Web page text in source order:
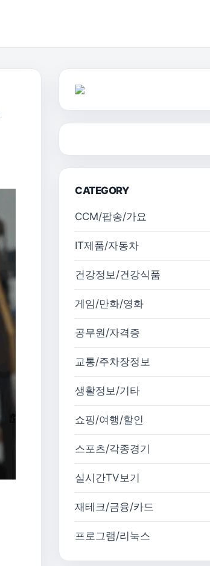
CATEGORY
CCM/팝송/가요
IT제품/자동차
건강정보/건강식품
게임/만화/영화
공무원/자격증
교통/주차장정보
생활정보/기타
쇼핑/여행/할인
스포츠/각종경기
실시간TV보기
재테크/금융/카드
프로그램/리눅스